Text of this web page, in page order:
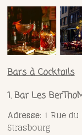
Bars à Cocktails
1. Bar Les
Adresse: 1 Rue
Strasbourg